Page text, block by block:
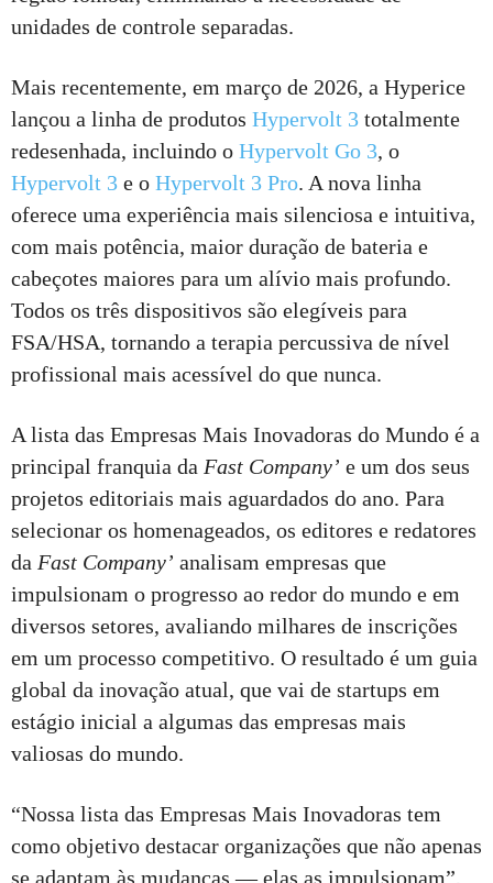
unidades de controle separadas.
Mais recentemente, em março de 2026, a Hyperice
lançou a linha de produtos Hypervolt 3 totalmente
redesenhada, incluindo o Hypervolt Go 3, o
Hypervolt 3 e o Hypervolt 3 Pro. A nova linha
oferece uma experiência mais silenciosa e intuitiva,
com mais potência, maior duração de bateria e
cabeçotes maiores para um alívio mais profundo.
Todos os três dispositivos são elegíveis para
FSA/HSA, tornando a terapia percussiva de nível
profissional mais acessível do que nunca.
A lista das Empresas Mais Inovadoras do Mundo é a
principal franquia da Fast Company’ e um dos seus
projetos editoriais mais aguardados do ano. Para
selecionar os homenageados, os editores e redatores
da Fast Company’ analisam empresas que
impulsionam o progresso ao redor do mundo e em
diversos setores, avaliando milhares de inscrições
em um processo competitivo. O resultado é um guia
global da inovação atual, que vai de startups em
estágio inicial a algumas das empresas mais
valiosas do mundo.
“Nossa lista das Empresas Mais Inovadoras tem
como objetivo destacar organizações que não apenas
se adaptam às mudanças — elas as impulsionam”,